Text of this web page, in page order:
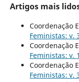
Artigos mais
Coordenação
Feministas: v.
Coordenação
Feministas: v.
Coordenação
Feministas: v.